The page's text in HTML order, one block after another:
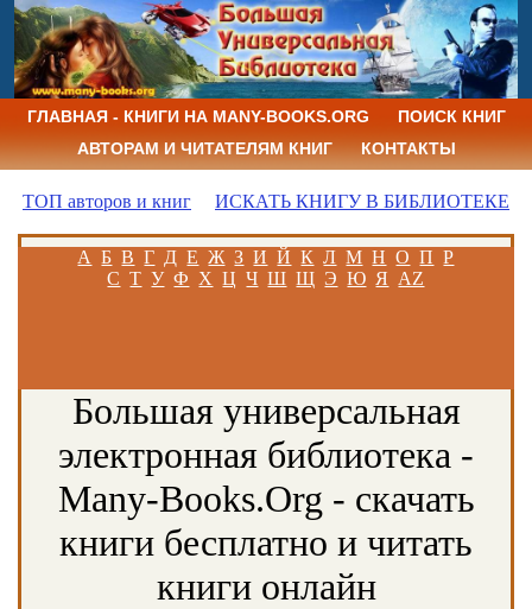
ГЛАВНАЯ - КНИГИ НА MANY-BOOKS.ORG
ПОИСК КНИГ
АВТОРАМ И ЧИТАТЕЛЯМ КНИГ
КОНТАКТЫ
ТОП авторов и книг ИСКАТЬ КНИГУ В БИБЛИОТЕКЕ
А Б В Г Д Е Ж З И Й К Л М Н О П Р
С Т У Ф Х Ц Ч Ш Щ Э Ю Я AZ
Большая универсальная
электронная библиотека -
Many-Books.Org - скачать
книги бесплатно и читать
книги онлайн